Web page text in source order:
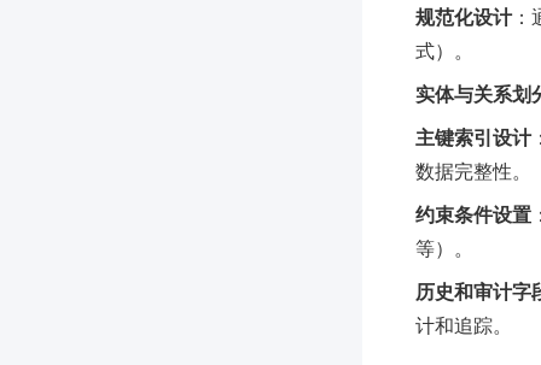
规范化设计：
式）。
实体与关系划
主键索引设计
数据完整性。
约束条件设置
等）。
历史和审计字
计和追踪。